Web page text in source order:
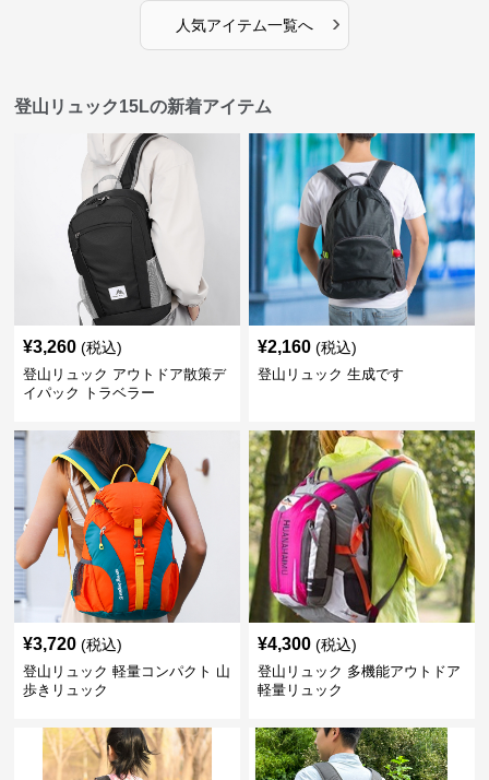
人気アイテム一覧へ ›
登山リュック15Lの新着アイテム
¥3,260 (税込)
登山リュック アウトドア散策デ
イパック トラベラー
¥2,160 (税込)
登山リュック 生成です
¥3,720 (税込)
登山リュック 軽量コンパクト 山
歩きリュック
¥4,300 (税込)
登山リュック 多機能アウトドア
軽量リュック